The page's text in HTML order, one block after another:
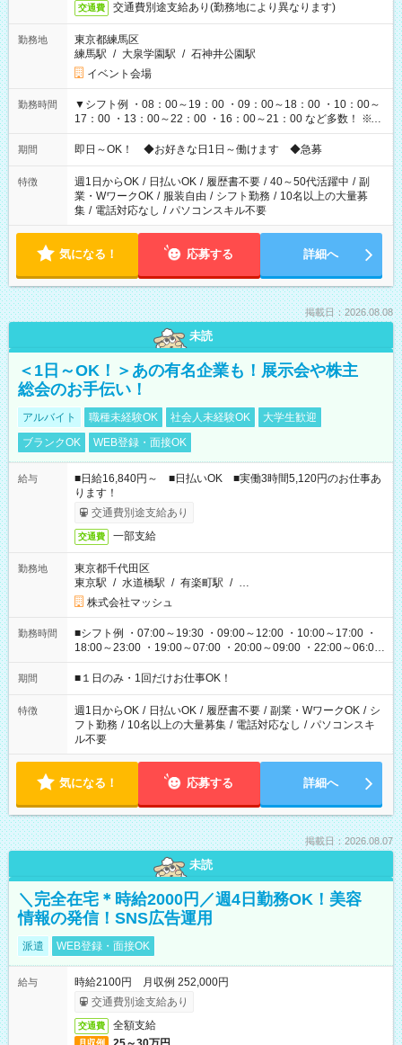
交通費 交通費別途支給あり(勤務地により異なります)
勤務地
東京都練馬区
練馬駅 / 大泉学園駅 / 石神井公園駅
イベント会場
勤務時間
▼シフト例 ・08：00～19：00 ・09：00～18：00 ・10：00～
17：00 ・13：00～22：00 ・16：00～21：00 など多数！ ※お
仕事により勤務時間が異なります
期間 即日～OK！ ◆お好きな日1日～働けます ◆急募
特徴 週1日からOK / 日払いOK / 履歴書不要 / 40～50代活躍中 / 副
業・WワークOK / 服装自由 / シフト勤務 / 10名以上の大量募
集 / 電話対応なし / パソコンスキル不要
気になる！ 応募する 詳細へ
掲載日：2026.08.08
未読
＜1日～OK！＞あの有名企業も！展示会や株主
総会のお手伝い！
アルバイト 職種未経験OK 社会人未経験OK
大学生歓迎
ブランクOK
WEB登録・面接OK
給与
■日給16,840円～ ■日払いOK ■実働3時間5,120円のお仕事あ
ります！
交通費別途支給あり
交通費 一部支給
勤務地
東京都千代田区
東京駅 / 水道橋駅 / 有楽町駅 / …
株式会社マッシュ
勤務時間
■シフト例 ・07:00～19:30 ・09:00～12:00 ・10:00～17:00 ・
18:00～23:00 ・19:00～07:00 ・20:00～09:00 ・22:00～06:00
etc ★最短で3時間で5,120円のお仕事から 15時間で2万円近く稼
げるお仕事も！ ご希望のお時間に合わせてご紹介！ ※シフトは
ください！
期間 ■１日のみ・1回だけお仕事OK！
特徴 週1日からOK / 日払いOK / 履歴書不要 / 副業・WワークOK / シ
フト勤務 / 10名以上の大量募集 / 電話対応なし / パソコンスキ
ル不要
気になる！ 応募する 詳細へ
掲載日：2026.08.07
未読
＼完全在宅＊時給2000円／週4日勤務OK！美容
情報の発信！SNS広告運用
派遣 WEB登録・面接OK
給与
時給2100円 月収例 252,000円
交通費別途支給あり
交通費 全額支給
月収例